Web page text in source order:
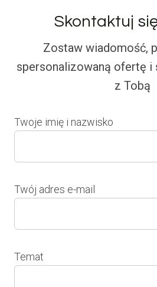
Skontaktuj
Zostaw wiadomość,
spersonalizowaną ofertę i
z Tobą
Twoje imię i nazwisko
Twój adres e-mail
Temat